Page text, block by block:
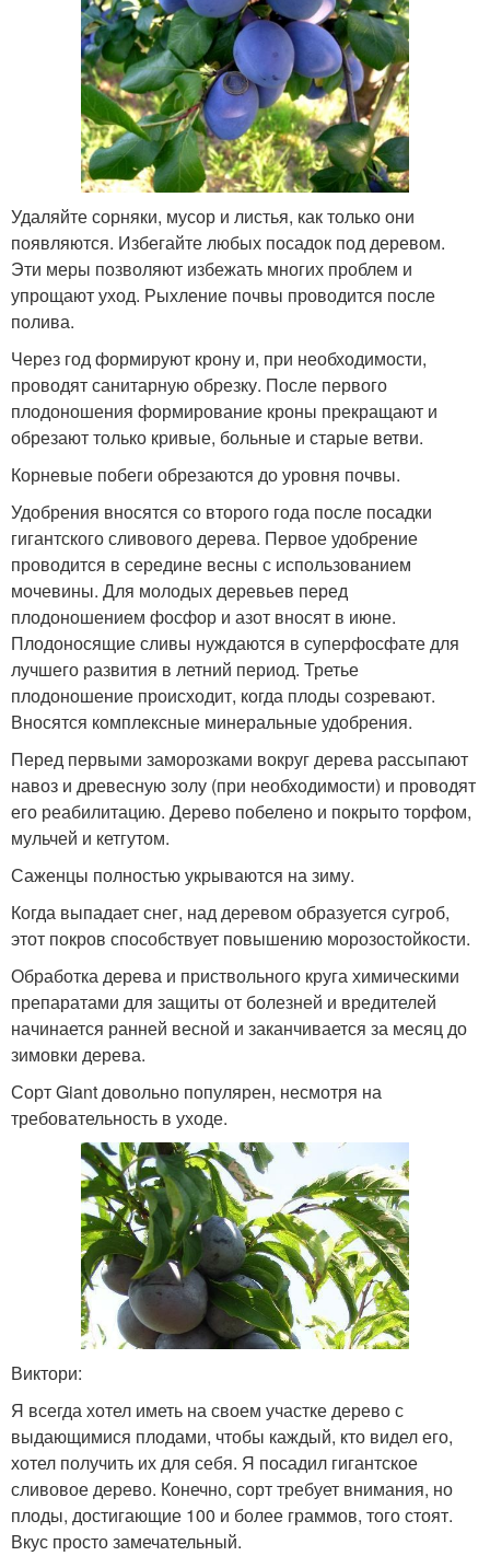
Удаляйте сорняки, мусор и листья, как только они
появляются. Избегайте любых посадок под деревом.
Эти меры позволяют избежать многих проблем и
упрощают уход. Рыхление почвы проводится после
полива.
Через год формируют крону и, при необходимости,
проводят санитарную обрезку. После первого
плодоношения формирование кроны прекращают и
обрезают только кривые, больные и старые ветви.
Корневые побеги обрезаются до уровня почвы.
Удобрения вносятся со второго года после посадки
гигантского сливового дерева. Первое удобрение
проводится в середине весны с использованием
мочевины. Для молодых деревьев перед
плодоношением фосфор и азот вносят в июне.
Плодоносящие сливы нуждаются в суперфосфате для
лучшего развития в летний период. Третье
плодоношение происходит, когда плоды созревают.
Вносятся комплексные минеральные удобрения.
Перед первыми заморозками вокруг дерева рассыпают
навоз и древесную золу (при необходимости) и проводят
его реабилитацию. Дерево побелено и покрыто торфом,
мульчей и кетгутом.
Саженцы полностью укрываются на зиму.
Когда выпадает снег, над деревом образуется сугроб,
этот покров способствует повышению морозостойкости.
Обработка дерева и приствольного круга химическими
препаратами для защиты от болезней и вредителей
начинается ранней весной и заканчивается за месяц до
зимовки дерева.
Сорт Giant довольно популярен, несмотря на
требовательность в уходе.
Виктори:
Я всегда хотел иметь на своем участке дерево с
выдающимися плодами, чтобы каждый, кто видел его,
хотел получить их для себя. Я посадил гигантское
сливовое дерево. Конечно, сорт требует внимания, но
плоды, достигающие 100 и более граммов, того стоят.
Вкус просто замечательный.